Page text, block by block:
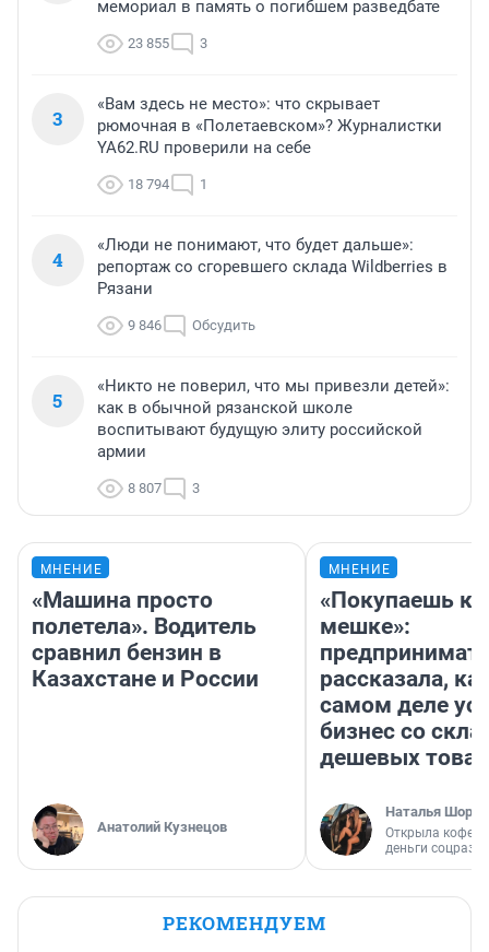
мемориал в память о погибшем разведбате
23 855 3
3
«Вам здесь не место»: что скрывает
рюмочная в «Полетаевском»? Журналистки
YA62.RU проверили на себе
18 794 1
4
«Люди не понимают, что будет дальше»:
репортаж со сгоревшего склада Wildberries в
Рязани
9 846 Обсудить
5
«Никто не поверил, что мы привезли детей»:
как в обычной рязанской школе
воспитывают будущую элиту российской
армии
8 807 3
МНЕНИЕ
«Машина просто
полетела». Водитель
сравнил бензин в
Казахстане и России
Анатолий Кузнецов
МНЕНИЕ
«Покупаешь
мешке»:
рассказала,
самом деле
бизнес со
дешевых
Наталья
Открыла
деньги
РЕКОМЕНДУЕМ